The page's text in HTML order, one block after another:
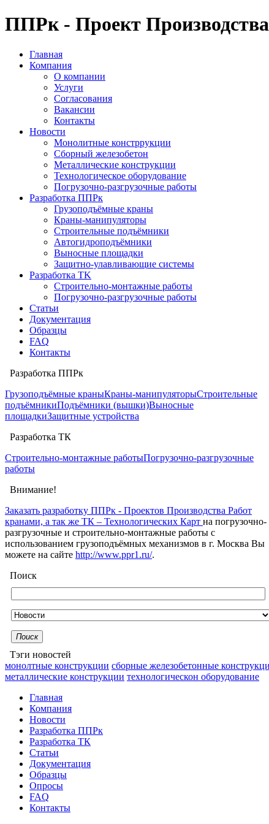
ППРк - Проект
Главная
Компания
О компании
Услуги
Согласования
Вакансии
Контакты
Новости
Монолитные констррукции
Сборный железобетон
Металлические конструкции
Технологическое оборудование
Погрузочно-разгрузочные работы
Разработка ППРк
Грузоподъёмные краны
Краны-манипуляторы
Строительные подъёмники
Автогидроподъёмники
Выносные площадки
Защитно-улавливающие системы
Разработка TK
Строительно-монтажные работы
Погрузочно-разгрузочные работы
Статьи
Документация
Образцы
FAQ
Контакты
Разработка ППРк
Грузоподъёмные краныКраны-манипуляторыСтроительные
подъёмникиПодъёмники (вышки)Выносные
площадкиЗащитные устройства
Разработка ТК
Строительно-монтажные работыПогрузочно-разгрузочные
работы
Внимание!
Заказать разработку ППРк - Проектов Производства Работ
кранами, а так же ТК – Технологических Карт на погрузочно-
разгрузочные и строительно-монтажные работы с
использованием грузоподъёмных механизмов в г. Москва Вы
можете на сайте http://www.ppr1.ru/.
Поиск
Поиск
Тэги новостей
монолтные конструкции сборные железобетонные
металлические конструкции технологическон оборудование
Главная
Компания
Новости
Разработка ППРк
Разработка ТК
Статьи
Документация
Образцы
Опросы
FAQ
Контакты